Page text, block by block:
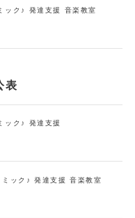
ック♪ 発達支援 音楽教室
表
ック♪ 発達支援
ミック♪発達支援音楽教室